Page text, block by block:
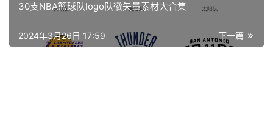
30支NBA篮球队logo队徽矢量素材大合集
下一篇
2024年3月26日 17:59